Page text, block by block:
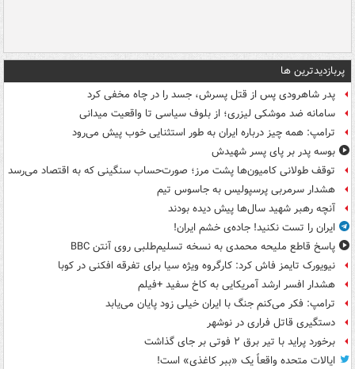
پربازدیدترین ها
پدر شاهرودی پس از قتل پسرش، جسد را در چاه مخفی کرد
سامانه ضد موشکی لیزری؛ از بلوف سیاسی تا واقعیت میدانی
ترامپ: همه چیز درباره ایران به طور استثنایی خوب پیش می‌رود
بوسه‌ پدر بر پای پسر شهیدش
توقف طولانی کامیون‌ها پشت مرز؛ صورت‌حساب سنگینی که به اقتصاد می‌رسد
هشدار سرمربی پرسپولیس به جاسوس تیم
آنچه رهبر شهید سال‌ها پیش دیده بودند
ایران را تست نکنید! جاده‌ی خشم ایران!
پاسخ قاطع ملیحه محمدی به نسخه تسلیم‌طلبی روی آنتن BBC
نیویورک تایمز فاش کرد: کارگروه ویژه سیا برای تفرقه افکنی در کوبا
هشدار افسر ارشد آمریکایی به کاخ سفید +فیلم
ترامپ: فکر می‌کنم جنگ با ایران خیلی زود پایان می‌یابد
دستگیری قاتل فراری در نوشهر
برخورد پراید با تیر برق ۲ فوتی بر جای گذاشت
ایالات متحده واقعاً یک «ببر کاغذی» است!